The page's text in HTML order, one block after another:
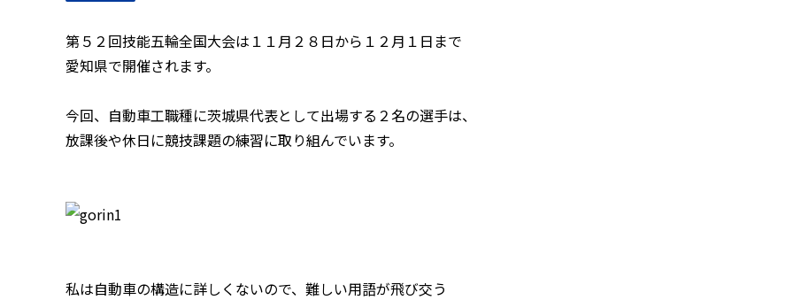
第５２回技能五輪全国大会は１１月２８日から１２月１日まで
愛知県で開催されます。
今回、自動車工職種に茨城県代表として出場する２名の選手は、
放課後や休日に競技課題の練習に取り組んでいます。
私は自動車の構造に詳しくないので、難しい用語が飛び交う